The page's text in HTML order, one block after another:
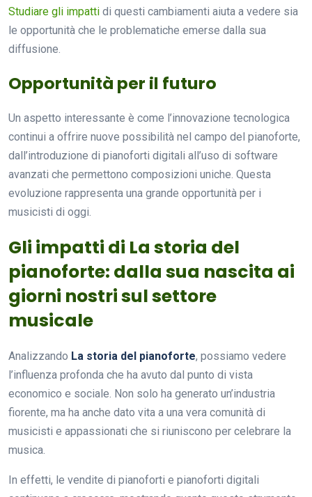
Studiare gli impatti di questi cambiamenti aiuta a vedere sia
le opportunità che le problematiche emerse dalla sua
diffusione.
Opportunità per il futuro
Un aspetto interessante è come l’innovazione tecnologica
continui a offrire nuove possibilità nel campo del pianoforte,
dall’introduzione di pianoforti digitali all’uso di software
avanzati che permettono composizioni uniche. Questa
evoluzione rappresenta una grande opportunità per i
musicisti di oggi.
Gli impatti di La storia del
pianoforte: dalla sua nascita ai
giorni nostri sul settore
musicale
Analizzando La storia del pianoforte, possiamo vedere
l’influenza profonda che ha avuto dal punto di vista
economico e sociale. Non solo ha generato un’industria
fiorente, ma ha anche dato vita a una vera comunità di
musicisti e appassionati che si riuniscono per celebrare la
musica.
In effetti, le vendite di pianoforti e pianoforti digitali